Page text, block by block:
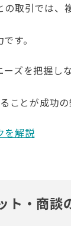
取引では、
す。
ズを把握し
とが成功の
を解説
ト・商談